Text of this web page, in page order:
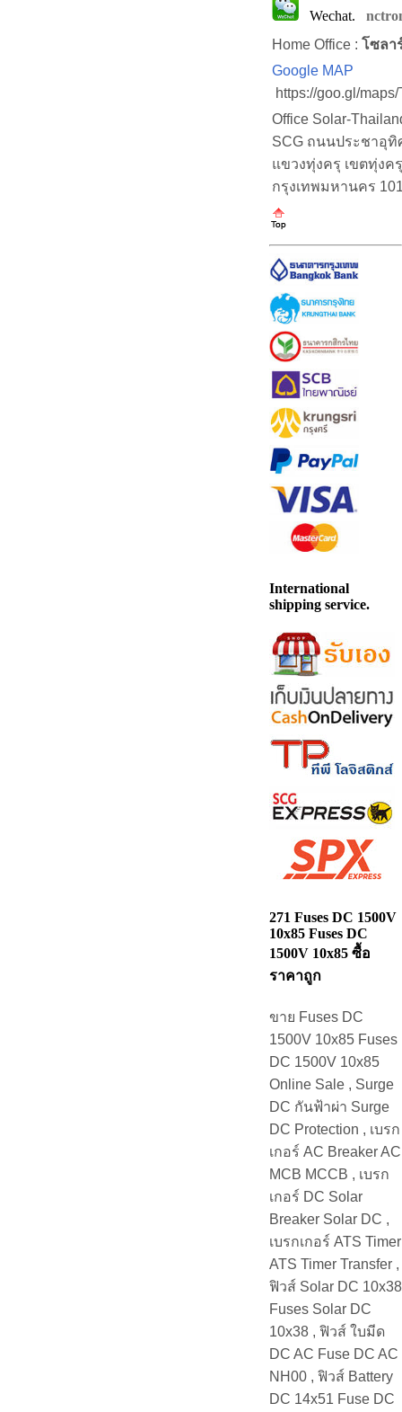
Wechat.
Home Office : โซลา
Google MAP
https://goo.gl/
Office Solar-
SCG ถนนประชาอุทิ
แขวงทุ่งครุ เขตทุ่งครุ
กรุงเทพมหานคร
International
shipping service.
271 Fuses DC 1500V
10x85 Fuses DC
1500V 10x85 ซื้อ
ราคาถูก
ขาย Fuses DC
1500V 10x85 Fuses
DC 1500V 10x85
Online Sale , Surge
DC กันฟ้าผ่า Surge
DC Protection , เบรก
เกอร์ AC Breaker AC
MCB MCCB , เบรก
เกอร์ DC Solar
Breaker Solar DC ,
เบรกเกอร์ ATS Timer
ATS Timer Transfer ,
ฟิวส์ Solar DC 10x38
Fuses Solar DC
10x38 , ฟิวส์ ใบมีด
DC AC Fuse DC AC
NH00 , ฟิวส์ Battery
DC 14x51 Fuse DC